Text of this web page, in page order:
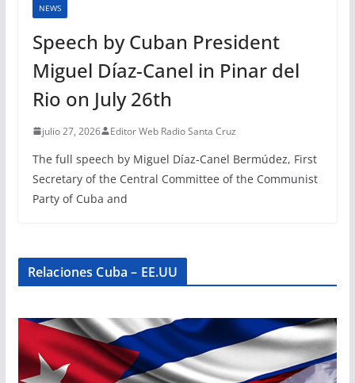
NEWS
Speech by Cuban President
Miguel Díaz-Canel in Pinar del
Rio on July 26th
julio 27, 2026 Editor Web Radio Santa Cruz
The full speech by Miguel Díaz-Canel Bermúdez, First
Secretary of the Central Committee of the Communist
Party of Cuba and
Relaciones Cuba – EE.UU